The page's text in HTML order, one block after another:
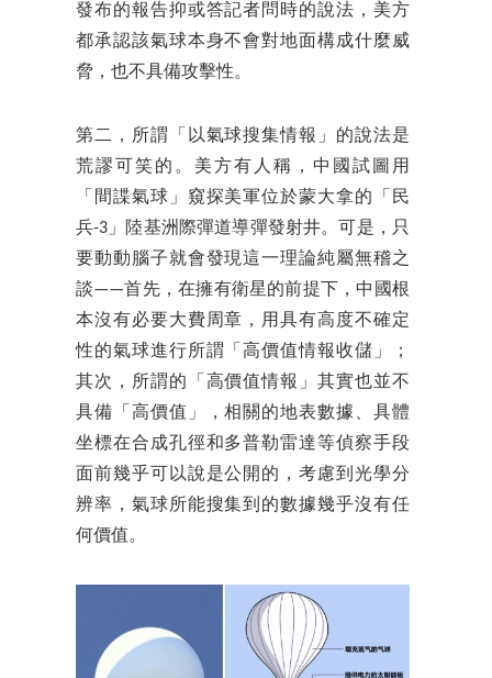
發布的報告抑或答記者問時的說法，美方
都承認該氣球本身不會對地面構成什麼威
脅，也不具備攻擊性。
第二，所謂「以氣球搜集情報」的說法是
荒謬可笑的。美方有人稱，中國試圖用
「間諜氣球」窺探美軍位於蒙大拿的「民
兵-3」陸基洲際彈道導彈發射井。可是，只
要動動腦子就會發現這一理論純屬無稽之
談——首先，在擁有衛星的前提下，中國根
本沒有必要大費周章，用具有高度不確定
性的氣球進行所謂「高價值情報收儲」；
其次，所謂的「高價值情報」其實也並不
具備「高價值」，相關的地表數據、具體
坐標在合成孔徑和多普勒雷達等偵察手段
面前幾乎可以說是公開的，考慮到光學分
辨率，氣球所能搜集到的數據幾乎沒有任
何價值。